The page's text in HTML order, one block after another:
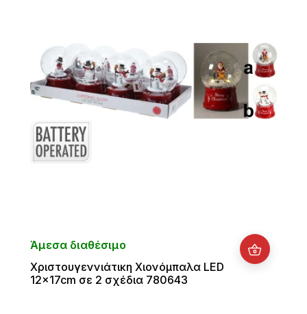
Άμεσα διαθέσιμο
Χριστουγεννιάτικη Χιονόμπαλα LED
12x17cm σε 2 σχέδια 780643